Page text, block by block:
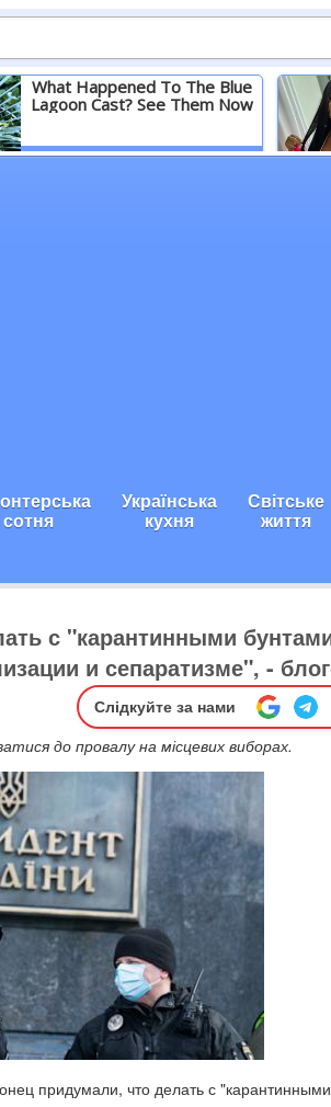
What Happened To The Blue
Lagoon Cast? See Them Now
Детальніше
сотня
Українська
кухня
Світське
життя
с "карантинными
и сепаратизме", -
Слідкуйте за нами
до провалу на місцевих виборах.
придумали, что делать с "карантинными